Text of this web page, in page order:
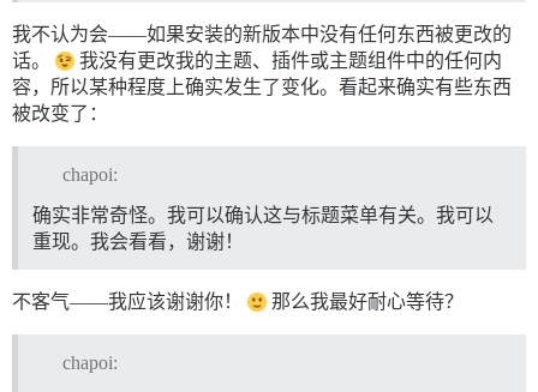
我不认为会——如果安装的新版本中没有任何东西被更改的
话。
我没有更改我的主题、插件或主题组件中的任何内
容，所以某种程度上确实发生了变化。看起来确实有些东西
被改变了：
chapoi:
确实非常奇怪。我可以确认这与标题菜单有关。我可以
重现。我会看看，谢谢！
不客气——我应该谢谢你！ 那么我最好耐心等待？
chapoi: